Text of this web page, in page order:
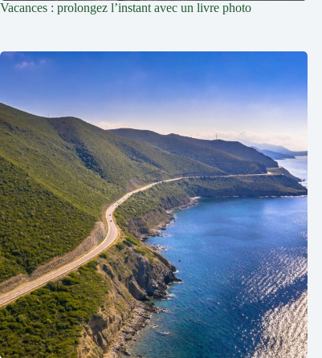
Vacances : prolongez l’instant avec un livre photo